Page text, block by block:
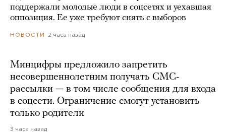
поддержали молодые люди в соцсетях и уехавшая
оппозиция. Ее уже требуют снять с выборов
НОВОСТИ 2 часа назад
Минцифры предложило запретить
несовершеннолетним получать СМС-
рассылки — в том числе сообщения для входа
в соцсети. Ограничение смогут установить
только родители
3 часа назад